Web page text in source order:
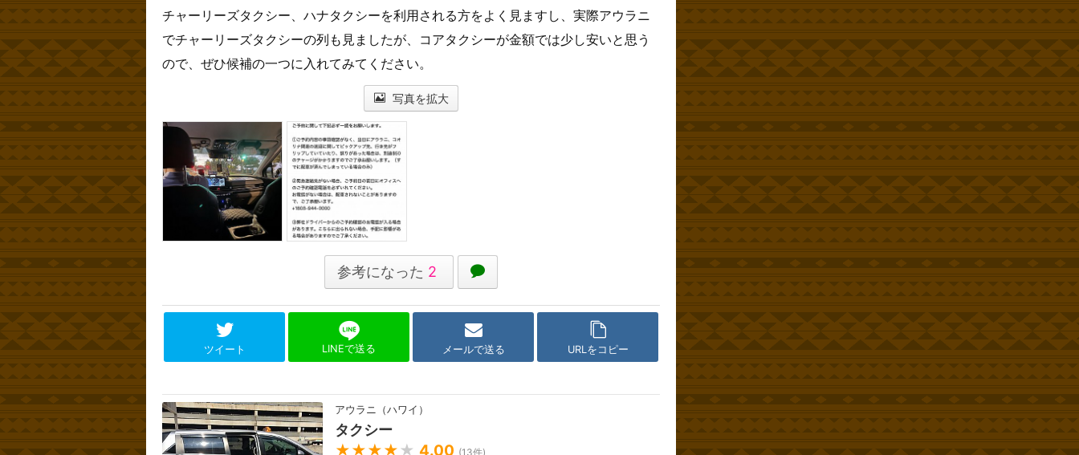
チャーリーズタクシー、ハナタクシーを利用される方をよく見ますし、実際アウラニ
でチャーリーズタクシーの列も見ましたが、コアタクシーが金額では少し安いと思う
ので、ぜひ候補の一つに入れてみてください。
写真を拡大
参考になった 2
ツイート LINEで送る メールで送る URLをコピー
アウラニ（ハワイ）
タクシー
★★★★ ★ 4.00 (13件)